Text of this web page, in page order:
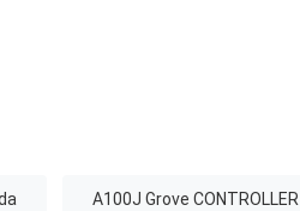
A100J Grove CONTROLLER